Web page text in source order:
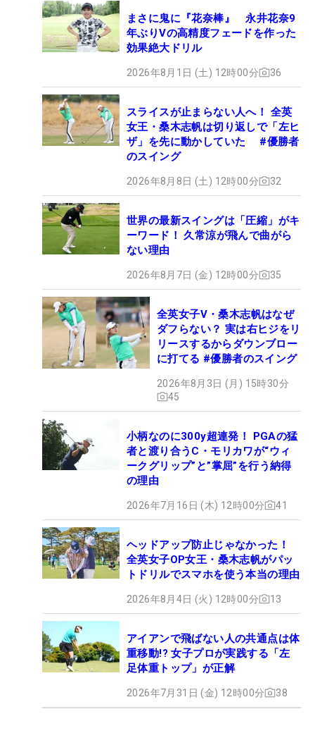
まさに鬼に『花奈棒』 永井花奈9
年ぶりVの高精度フェードを作った
効果絶大ドリル
2026年8月1日 (土) 12時00分 36
スライスが止まらない人へ！ 全英
女王・桑木志帆は切り返しで「左ヒ
ザ」を先に動かしていた #優勝者
のスイング
2026年8月8日 (土) 12時00分 32
世界の最新スイングは「圧縮」がキ
ーワード！ 久常涼が飛んで曲がら
ない理由
2026年8月7日 (金) 12時00分 35
全英女子V・桑木志帆はなぜ
ダフらない？ 実は右ヒジをリ
リースするからダウンブロー
に打てる #優勝者のスイング
2026年8月3日 (月) 15時30分
45
小柄なのに300y超連発！ PGAの猛
者と渡り合うC・モリカワが“ウィ
ークグリップ”と”掌屈”を行う納得
の理由
2026年7月16日 (木) 12時00分 41
ヘッドアップ防止じゃなかった！
全英女子OP女王・桑木志帆がパッ
トドリルでスマホを使う本当の理由
2026年8月4日 (火) 12時00分 13
アイアンで飛ばない人の共通点は体
重移動!? 女子プロが実践する「左
足体重トップ」が正解
2026年7月31日 (金) 12時00分 38